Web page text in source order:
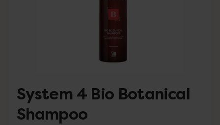
System 4 Bio Botanical
Shampoo